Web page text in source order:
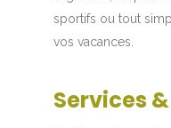
sportifs ou tout
vos vacances.
Services